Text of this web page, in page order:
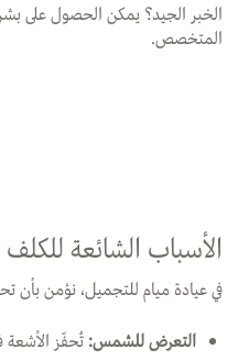
الخبر الجيد؟ يمكن الحصول على
المتخصص.
الأسباب الشائعة
في عيادة ميام للتجميل، نؤمن بأن
التعرض للشمس: تُحفّز الأشعة